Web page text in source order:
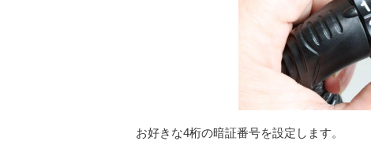
お好きな4桁の暗証番号を設定します。